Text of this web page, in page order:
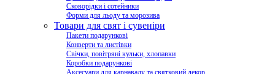
Сковорідки і сотейники
Форми для льоду та морозива
Товари для свят і сувеніри
Пакети подарункові
Конверти та листівки
Свічки, повітряні кульки, хлопавки
Коробки подарункові
Аксесуари для карнавалу та святковий декор